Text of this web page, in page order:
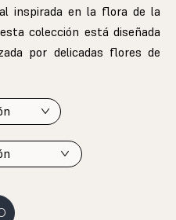
inspirada en la flora de la
colección está diseñada
por delicadas flores de
del 10%
compra